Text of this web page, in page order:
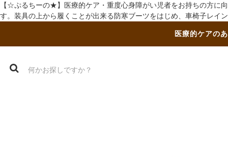
【☆ぷるちーの★】医療的ケア・重度心身障がい児者をお持ちの方
す。装具の上から履くことが出来る防寒ブーツをはじめ、車椅子レイ
医療的ケアの